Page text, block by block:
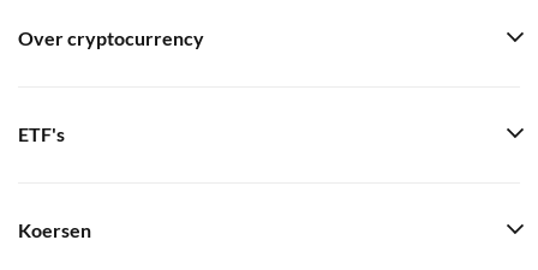
Over cryptocurrency
ETF's
Koersen